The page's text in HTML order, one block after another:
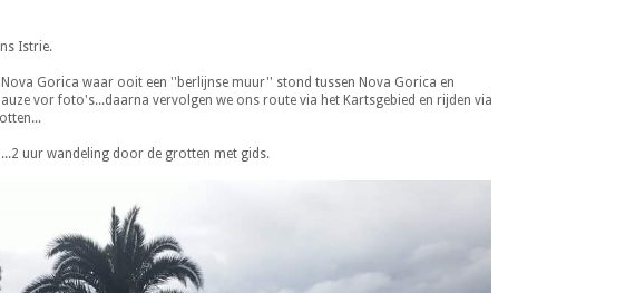
Istrie.
Nova Gorica waar ooit een ''berlijnse muur'' stond tussen Nova Gorica en
vor foto's...daarna vervolgen we ons route via het Kartsgebied en rijden via
uur wandeling door de grotten met gids.